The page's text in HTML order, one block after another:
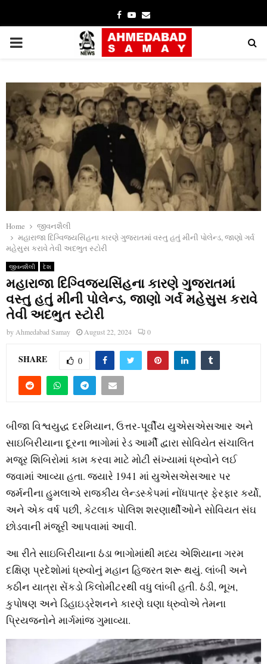
Facebook
YoutubeEmail
PRIMARY
Home
જીવનશૈલી
મહારાજા દિગ્વિજયસિંહના કારણે ગુજરાતમાં વસ્તુ હતું મીની પોલેન્ડ, જાણો ગર્વ
મહેસુસ કરાવે તેવી અદભુત સ્ટોરી
જીવનશૈલી દેશ
મહારાજા દિગ્વિજયસિંહના કારણે ગુજરાતમાં
વસ્તુ હતું મીની પોલેન્ડ, જાણો ગર્વ મહેસુસ કરાવે
તેવી અદભુત સ્ટોરી
by Ahmedabad Samay August 22, 2024 0
SHARE 0
બીજા વિશ્વયુદ્ધ દરમિયાન, ઉત્તર-પૂર્વીય યુએસએસઆર અને
સાઇબિરીયાના દૂરના ભાગોમાં રેડ આર્મી દ્વારા સોવિયેત સંચાલિત
મજૂર શિબિરોમાં કામ કરવા માટે મોટી સંખ્યામાં ધ્રુવોને લઈ
જવામાં આવ્યા હતા. જ્યારે 1941 માં યુએસએસઆર પર
જર્મનીના હુમલાએ રાજકીય લેન્ડસ્કેપમાં નોંધપાત્ર ફેરફાર કર્યો,
અને એક વર્ષ પછી, કેટલાક પોલિશ શરણાર્થીઓને સોવિયત સંઘ
છોડવાની મંજૂરી આપવામાં આવી.
આ રીતે સાઇબિરીયાના ઠંડા ભાગોમાંથી મધ્ય એશિયાના ગરમ
દક્ષિણ પ્રદેશોમાં ધ્રુવોનું મહાન હિજરત શરૂ થયું. લાંબી અને
કઠીન યાત્રા સેંકડો કિલોમીટરથી વધુ લાંબી હતી. ઠંડી, ભૂખ,
કુપોષણ અને ડિહાઇડ્રેશનને કારણે ઘણા ધ્રુવોએ તેમના
પ્રિયજનોને માર્ગમાંજ ગુમાવ્યા.